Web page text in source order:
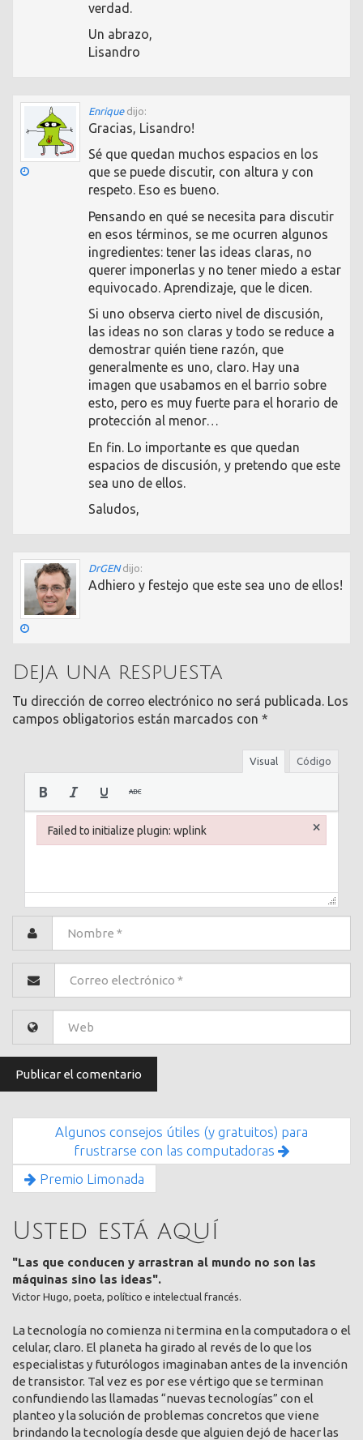
verdad.
Un abrazo,
Lisandro
Enrique dijo:
Gracias, Lisandro!
Sé que quedan muchos espacios en los
que se puede discutir, con altura y con
respeto. Eso es bueno.
Pensando en qué se necesita para discutir
en esos términos, se me ocurren algunos
ingredientes: tener las ideas claras, no
querer imponerlas y no tener miedo a estar
equivocado. Aprendizaje, que le dicen.
Si uno observa cierto nivel de discusión,
las ideas no son claras y todo se reduce a
demostrar quién tiene razón, que
generalmente es uno, claro. Hay una
imagen que usabamos en el barrio sobre
esto, pero es muy fuerte para el horario de
protección al menor…
En fin. Lo importante es que quedan
espacios de discusión, y pretendo que este
sea uno de ellos.
Saludos,
DrGEN dijo:
Adhiero y festejo que este sea uno de ellos!
Deja una respuesta
Tu dirección de correo electrónico no será publicada. Los
campos obligatorios están marcados con *
Visual Código
Algunos consejos útiles (y gratuitos) para
frustrarse con las computadoras
Premio Limonada
Usted está aquí
"Las que conducen y arrastran al mundo no son las
máquinas sino las ideas".
Victor Hugo, poeta, político e intelectual francés.
La tecnología no comienza ni termina en la computadora o el
celular, claro. El planeta ha girado al revés de lo que los
especialistas y futurólogos imaginaban antes de la invención
de transistor. Tal vez es por ese vértigo que se terminan
confundiendo las llamadas “nuevas tecnologías” con el
planteo y la solución de problemas concretos que viene
brindando la tecnología desde que alguien dejó de hacer las
Failed to initialize plugin: wplink ×
Failed to initialize plugin: wplink